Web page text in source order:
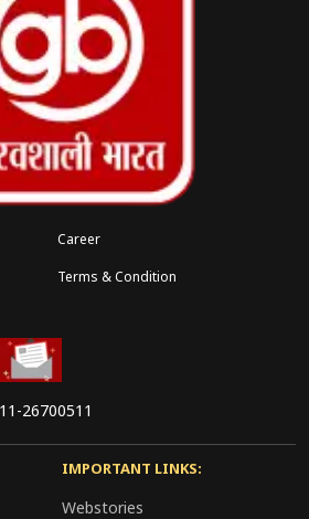
Career
Terms & Condition
26700511
IMPORTANT LINKS:
Webstories